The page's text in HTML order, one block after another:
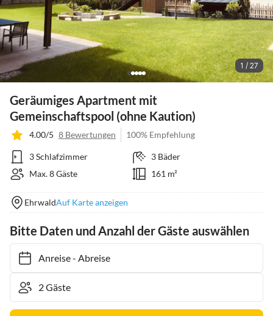
1 / 27
Geräumiges Apartment mit
Gemeinschaftspool (ohne Kaution)
4.00/5 8 Bewertungen 100% Empfehlung
3 Schlafzimmer
3 Bäder
Max. 8 Gäste
161 m²
EhrwaldAuf Karte anzeigen
Bitte Daten und Anzahl der Gäste auswählen
Anreise- Abreise